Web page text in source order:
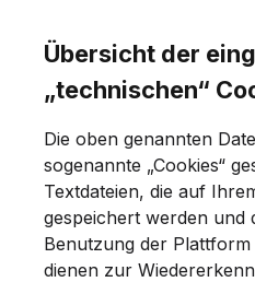
Übersicht der
„technischen“
Die oben genannten
sogenannte „Cookies“
Textdateien, die auf
gespeichert werden und
Benutzung der Plattform
dienen zur